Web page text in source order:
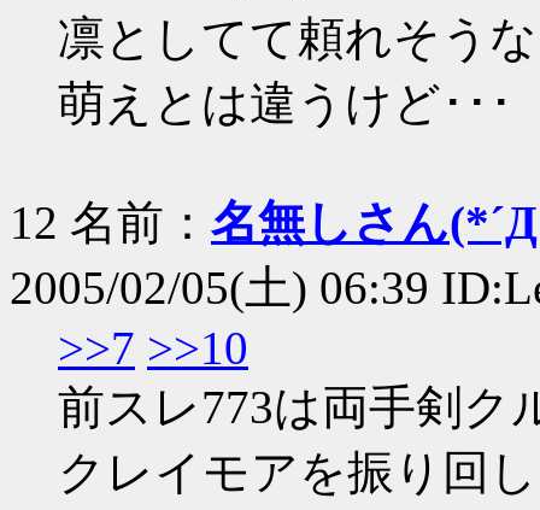
凛としてて頼れそう
萌えとは違うけど･･･
12 名前： 名無しさん
2005/02/05(土) 06:39
>>7 >>10
前スレ773は両手剣ク
クレイモアを振り回